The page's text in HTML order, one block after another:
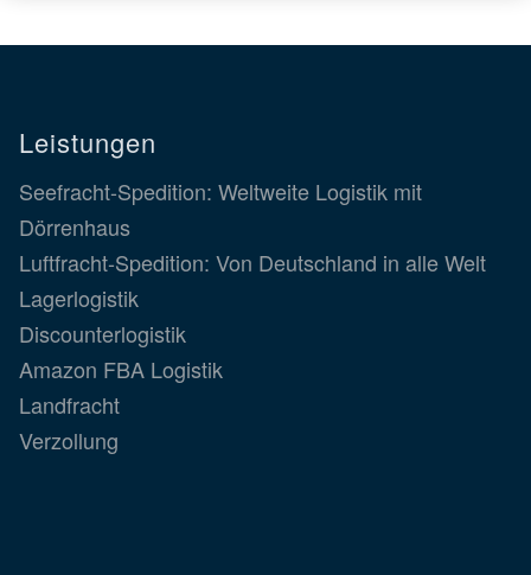
Leistungen
Seefracht-Spedition: Weltweite Logistik mit
Dörrenhaus
Luftfracht-Spedition: Von Deutschland in alle Welt
Lagerlogistik
Discounterlogistik
Amazon FBA Logistik
Landfracht
Verzollung